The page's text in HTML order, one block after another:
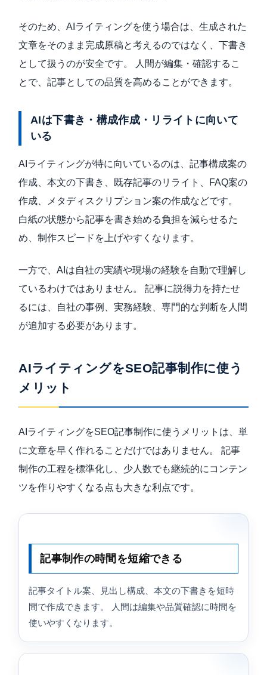
そのため、AIライティングを使う場合は、生成された
文章をそのまま完成原稿と考えるのではなく、下書き
として扱うのが安全です。 人間が編集・確認するこ
とで、記事としての品質を高めることができます。
AIは下書き・構成作成・リライトに向いて
いる
AIライティングが特に向いているのは、記事構成案の
作成、本文の下書き、既存記事のリライト、FAQ案の
作成、メタディスクリプション案の作成などです。
白紙の状態から記事を書き始める負担を減らせるた
め、制作スピードを上げやすくなります。
一方で、AIは自社の実績や現場の経験を自動で理解し
ているわけではありません。 記事に説得力を持たせ
るには、自社の事例、実務経験、専門的な判断を人間
が追加する必要があります。
AIライティングをSEO記事制作に使う
メリット
AIライティングをSEO記事制作に使うメリットは、単
に文章を早く作れることだけではありません。 記事
制作の工程を標準化し、少人数でも継続的にコンテン
ツを作りやすくなる点も大きな利点です。
記事制作の時間を短縮できる
記事タイトル案、見出し構成、本文の下書きを短時
間で作成できます。 人間は編集や品質確認に時間を
使いやすくなります。